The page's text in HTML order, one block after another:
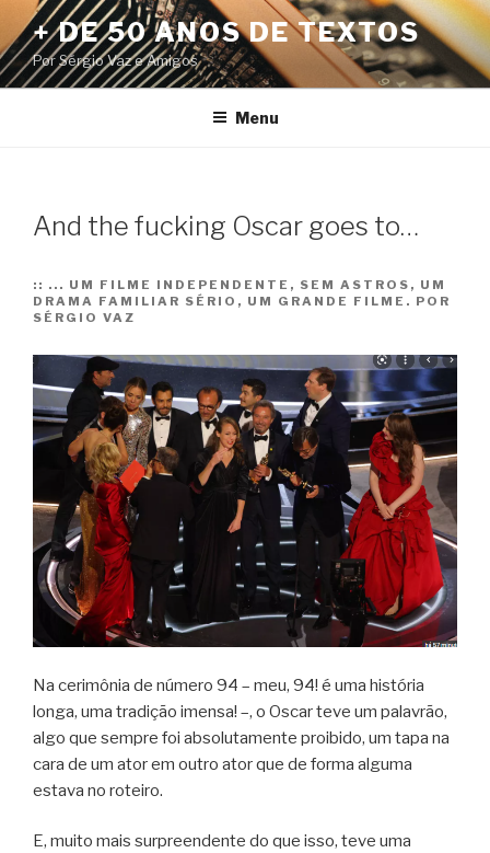
Pular
para
o
conteúdo
+ DE 50 ANOS DE TEXTOS
Por Sérgio Vaz e Amigos
Menu
And the fucking Oscar goes to…
:: ... UM FILME INDEPENDENTE, SEM ASTROS, UM
DRAMA FAMILIAR SÉRIO, UM GRANDE FILME. POR
SÉRGIO VAZ
Na cerimônia de número 94 – meu, 94! é uma história
longa, uma tradição imensa! –, o Oscar teve um palavrão,
algo que sempre foi absolutamente proibido, um tapa na
cara de um ator em outro ator que de forma alguma
estava no roteiro.
E, muito mais surpreendente do que isso, teve uma